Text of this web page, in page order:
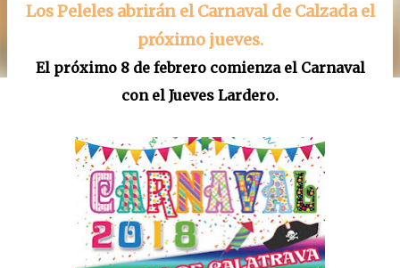
Los Peleles abrirán el Carnaval de Calzada el
próximo jueves.
El próximo 8 de febrero comienza el Carnaval
con el Jueves Lardero.